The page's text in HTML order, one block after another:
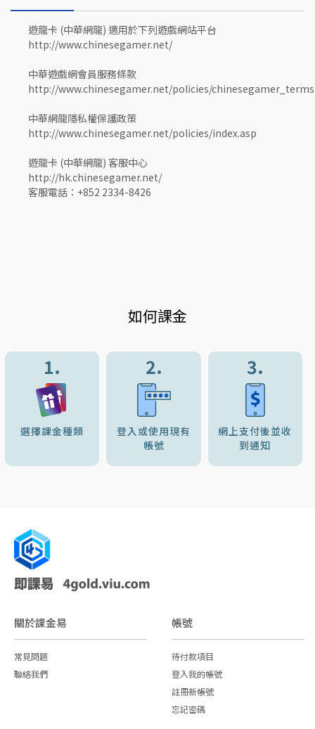
遊龍卡 (中華網龍) 適用於下列遊戲網站平台
http://www.chinesegamer.net/
中華遊戲網會員服務條款
http://www.chinesegamer.net/policies/
中華網龍隱私權保護政策
http://www.chinesegamer.net/policies/index.asp
遊龍卡 (中華網龍) 客服中心
http://hk.chinesegamer.net/
客服電話：+852 2334-8426
如何課金
1.
選擇課金種類
2.
登入或使用現有
帳號
3.
網上支付後並收
到通知
關於課金易
常見問題
聯絡我們
帳號
待付款項目
登入我的帳號
註冊新帳號
忘記密碼